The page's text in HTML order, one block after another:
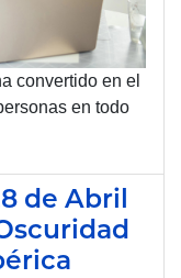
convertido en el
en todo
de Abril